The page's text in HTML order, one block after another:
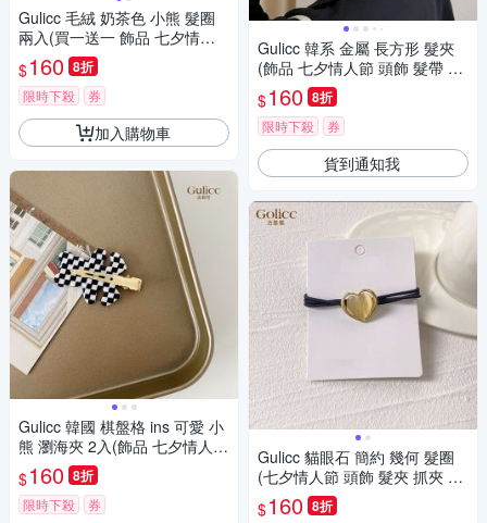
Gulicc 毛絨 奶茶色 小熊 髮圈
兩入(買一送一 飾品 七夕情人
節 髮繩 生日禮物 )
$160 8折
限時下殺 券
加入購物車
Gulicc 韓國 棋盤格 ins 可愛 小
熊 瀏海夾 2入(飾品 七夕情人節
頭飾 髮帶 髮箍 生日禮物 主題
穿搭 約會 )
$160 8折
限時下殺 券
Gulicc 韓系 金屬 長方形 髮夾
(飾品 七夕情人節 頭飾 髮帶 髮
箍 生日禮物 主題穿搭 約會 )
$160 8折
限時下殺 券
貨到通知我
Gulicc 貓眼石 簡約 幾何 髮圈
(七夕情人節 頭飾 髮夾 抓夾 髮
圈 韓國 生日禮物 )
$160 8折